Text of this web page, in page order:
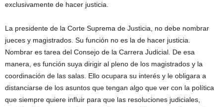
exclusivamente de hacer justicia.
La presidente de la Corte Suprema de Justicia, no debe nombrar
jueces y magistrados. Su función no es la de hacer justicia.
Nombrar es tarea del Consejo de la Carrera Judicial. De esa
manera, es función suya dirigir al pleno de los magistrados y la
coordinación de las salas. Ello ocupara su interés y le obligara a
distanciarse de los asuntos que tengan algo que ver con la política
que siempre quiere influir para que las resoluciones judiciales,